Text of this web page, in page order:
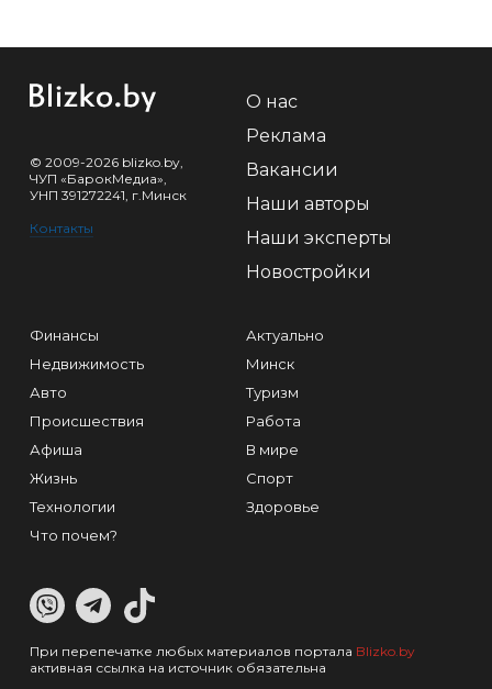
© 2009-2026 blizko.by,
ЧУП «БарокМедиа»,
УНП 391272241, г.Минск
Контакты
О нас
Реклама
Вакансии
Наши авторы
Наши эксперты
Новостройки
Финансы
Недвижимость
Авто
Происшествия
Афиша
Жизнь
Технологии
Что почем?
Актуально
Минск
Туризм
Работа
В мире
Спорт
Здоровье
При перепечатке любых материалов портала Blizko.by
активная ссылка на источник обязательна